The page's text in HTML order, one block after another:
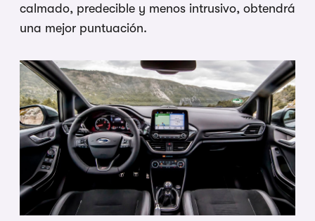
calmado, predecible y menos intrusivo, obtendrá
una mejor puntuación.